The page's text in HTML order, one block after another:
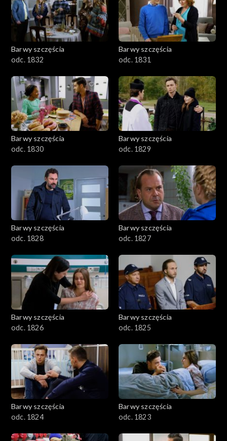
Barwy szczęścia
odc. 1832
Barwy szczęścia
odc. 1831
Barwy szczęścia
odc. 1830
Barwy szczęścia
odc. 1829
Barwy szczęścia
odc. 1828
Barwy szczęścia
odc. 1827
Barwy szczęścia
odc. 1826
Barwy szczęścia
odc. 1825
Barwy szczęścia
odc. 1824
Barwy szczęścia
odc. 1823